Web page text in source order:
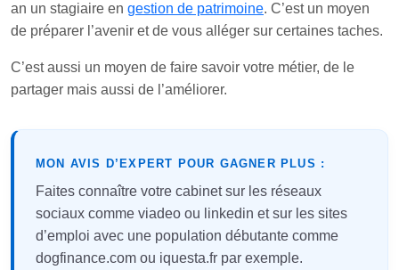
an un stagiaire en gestion de patrimoine. C’est un moyen
de préparer l’avenir et de vous alléger sur certaines taches.
C’est aussi un moyen de faire savoir votre métier, de le
partager mais aussi de l’améliorer.
MON AVIS D’EXPERT POUR GAGNER PLUS :
Faites connaître votre cabinet sur les réseaux
sociaux comme viadeo ou linkedin et sur les sites
d’emploi avec une population débutante comme
dogfinance.com ou iquesta.fr par exemple.